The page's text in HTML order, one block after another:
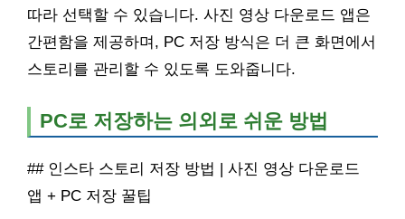
따라 선택할 수 있습니다. 사진 영상 다운로드 앱은
간편함을 제공하며, PC 저장 방식은 더 큰 화면에서
스토리를 관리할 수 있도록 도와줍니다.
PC로 저장하는 의외로 쉬운 방법
## 인스타 스토리 저장 방법 | 사진 영상 다운로드
앱 + PC 저장 꿀팁